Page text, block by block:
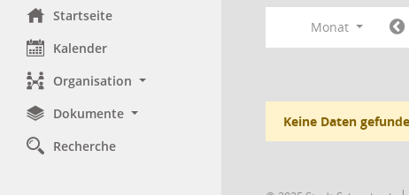
Startseite
Kalender
Organisation
Dokumente
Recherche
Monat
Keine Daten